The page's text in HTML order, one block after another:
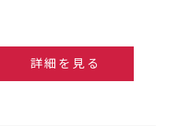
詳細を見る